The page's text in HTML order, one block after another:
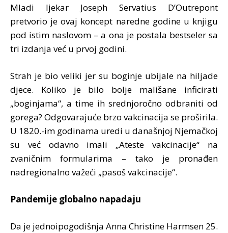
Mladi ljekar Joseph Servatius D’Outrepont
pretvorio je ovaj koncept naredne godine u knjigu
pod istim naslovom – a ona je postala bestseler sa
tri izdanja već u prvoj godini.
Strah je bio veliki jer su boginje ubijale na hiljade
djece. Koliko je bilo bolje mališane inficirati
„boginjama“, a time ih srednjoročno odbraniti od
gorega? Odgovarajuće brzo vakcinacija se proširila.
U 1820.-im godinama uredi u današnjoj Njemačkoj
su već odavno imali „Ateste vakcinacije“ na
zvaničnim formularima – tako je pronađen
nadregionalno važeći „pasoš vakcinacije“.
Pandemije globalno napadaju
Da je jednoipogodišnja Anna Christine Harmsen 25.